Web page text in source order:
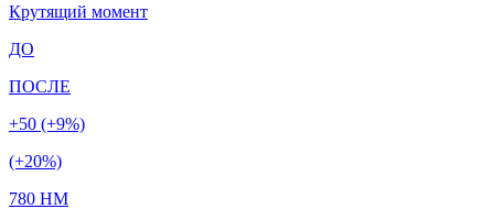
Крутящий момент
ДО
ПОСЛЕ
+50 (+9%)
(+20%)
780 HM